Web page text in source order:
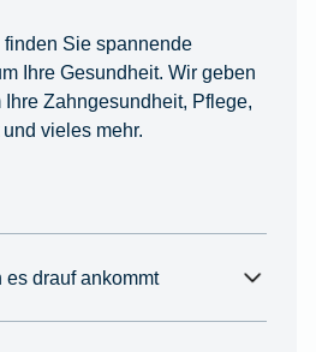
Sie spannende
Ihre Gesundheit. Wir geben
Zahngesundheit, Pflege,
vieles mehr.
drauf ankommt